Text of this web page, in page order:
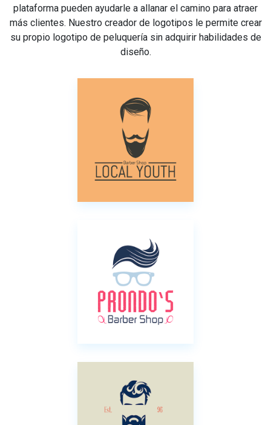
plataforma pueden ayudarle a allanar el camino para atraer
más clientes. Nuestro creador de logotipos le permite crear
su propio logotipo de peluquería sin adquirir habilidades de
diseño.